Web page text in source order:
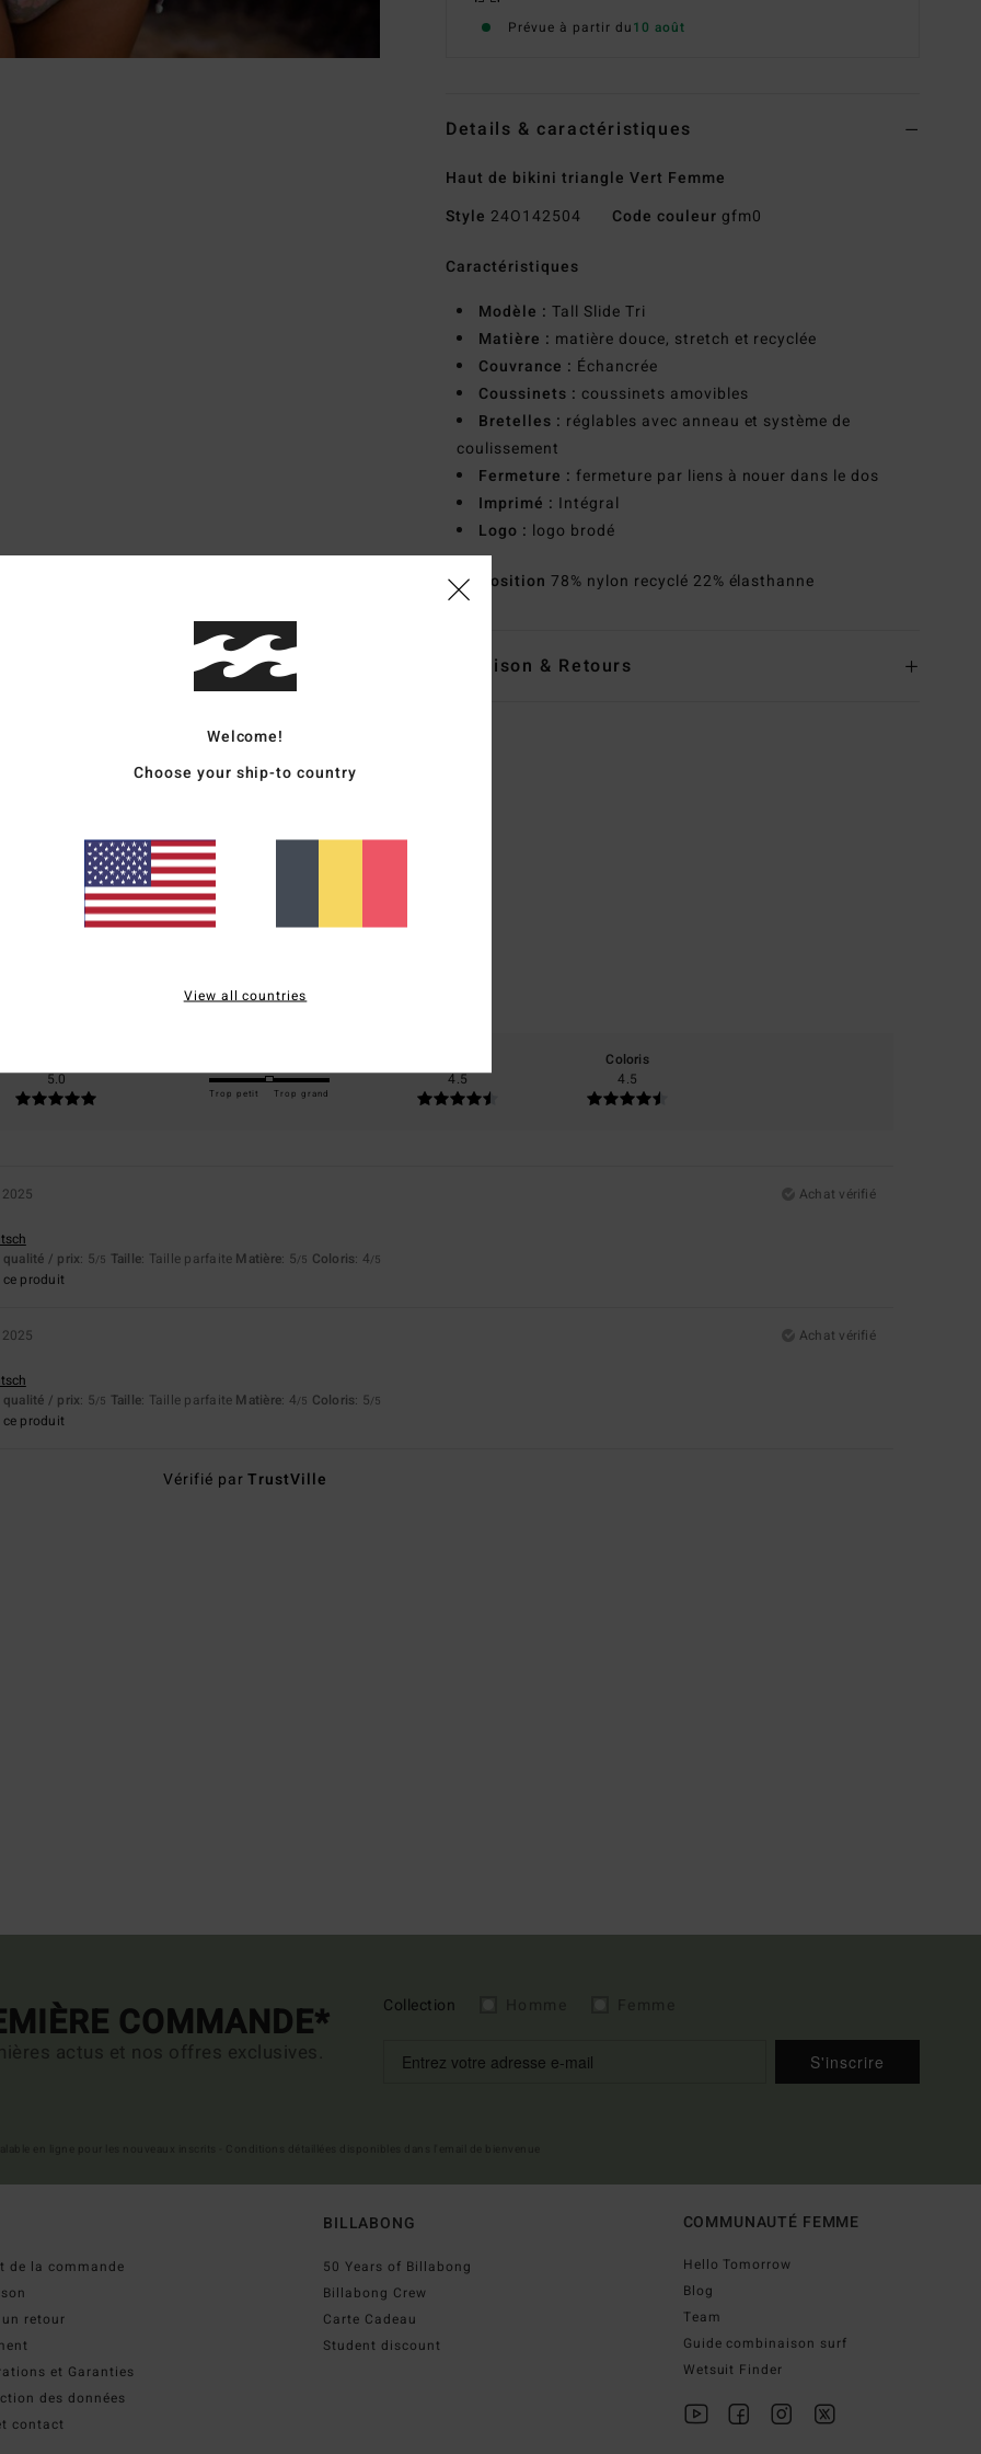
Prévue à partir du10 août
Details & caractéristiques
Haut de bikini triangle Vert Femme
Style 24O142504 Code couleur gfm0
Caractéristiques
Modèle : Tall Slide Tri
Matière : matière douce, stretch et recyclée
Couvrance : Échancrée
Coussinets : coussinets amovibles
Bretelles : réglables avec anneau et système de
coulissement
Fermeture : fermeture par liens à nouer dans le dos
Imprimé : Intégral
Logo : logo brodé
Composition 78% nylon recyclé 22% élasthanne
Livraison & Retours
Note moyenne
4.5
100% de nos clients recommandent ce produit
qualité / prix
5.0
Trop petit Trop grand
4.5
Coloris
4.5
Achat vérifié
qualité / prix: 5/5 Taille: Taille parfaite Matière: 5/5 Coloris: 4/5
produit
Achat vérifié
qualité / prix: 5/5 Taille: Taille parfaite Matière: 4/5 Coloris: 5/5
produit
Vérifié parTrustVille
COMMANDE*
actus et nos offres exclusives.
Collection
S'inscrire
de la commande
retour
et Garanties
des données
contact
BILLABONG
50 Years of Billabong
Billabong Crew
Carte Cadeau
Student discount
COMMUNAUTÉ FEMME
Hello Tomorrow
Blog
Team
Guide combinaison surf
Wetsuit Finder
Welcome!
Choose your ship-to country
View all countries